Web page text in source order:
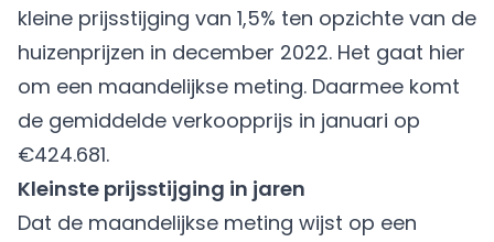
kleine prijsstijging van 1,5% ten opzichte van de
huizenprijzen in december 2022. Het gaat hier
om een maandelijkse meting. Daarmee komt
de gemiddelde verkoopprijs in januari op
€424.681.
Kleinste prijsstijging in jaren
Dat de maandelijkse meting wijst op een